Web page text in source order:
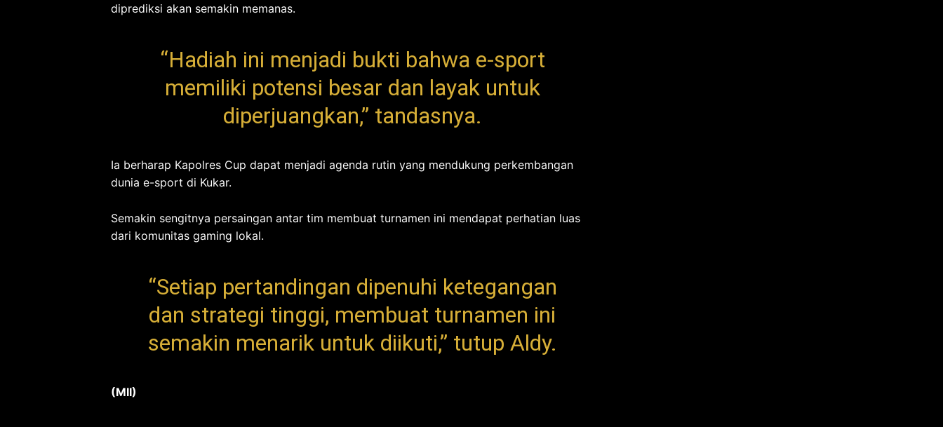
diprediksi akan semakin memanas.
“Hadiah ini menjadi bukti bahwa e-sport
memiliki potensi besar dan layak untuk
diperjuangkan,” tandasnya.
Ia berharap Kapolres Cup dapat menjadi agenda rutin yang mendukung perkembangan
dunia e-sport di Kukar.
Semakin sengitnya persaingan antar tim membuat turnamen ini mendapat perhatian luas
dari komunitas gaming lokal.
“Setiap pertandingan dipenuhi ketegangan
dan strategi tinggi, membuat turnamen ini
semakin menarik untuk diikuti,” tutup Aldy.
(MII)